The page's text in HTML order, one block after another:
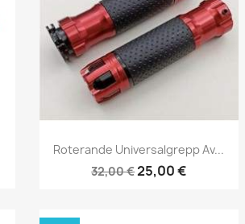
 Snabbvy
Roterande Universalgrepp Av...
32,00 €25,00 €